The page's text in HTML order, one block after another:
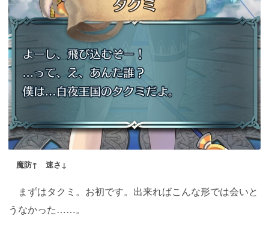
魔防↑ 速さ↓
まずはタクミ。お初です。出来ればこんな形では会いと
うなかった……。